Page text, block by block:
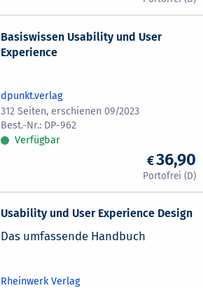
Basiswissen Usability und User
Experience
dpunkt.verlag
312 Seiten, erschienen 09/2023
DP-962
Verfügbar
36,90
Usability und User Experience Design
Das umfassende Handbuch
Rheinwerk Verlag